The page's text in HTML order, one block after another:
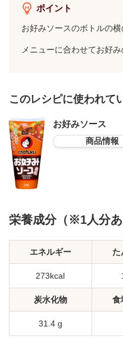
ポイント
お好みソースのボトルの
メニューに合わせてお好
このレシピに使われて
お好みソース
商品情報
栄養成分（※1人分あ
エネルギー
273kcal
た
炭水化物
31.4 g
食